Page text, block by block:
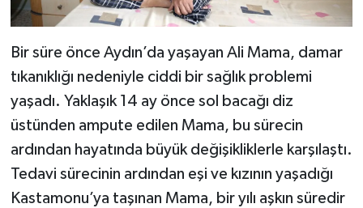
Bir süre önce Aydın’da yaşayan Ali Mama, damar
tıkanıklığı nedeniyle ciddi bir sağlık problemi
yaşadı. Yaklaşık 14 ay önce sol bacağı diz
üstünden ampute edilen Mama, bu sürecin
ardından hayatında büyük değişikliklerle karşılaştı.
Tedavi sürecinin ardından eşi ve kızının yaşadığı
Kastamonu’ya taşınan Mama, bir yılı aşkın süredir
Dünya Haberleri
Yerel Haberler
Haber Arşivi